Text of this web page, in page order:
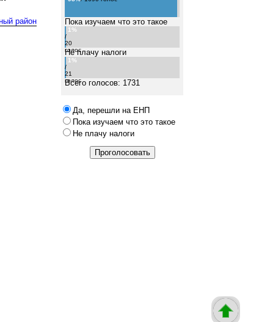
Пока изучаем что это такое
1%
/
20
голос
Не плачу налоги
1%
/
21
голос
Всего голосов: 1731
Да, перешли на ЕНП
Пока изучаем что это такое
Не плачу налоги
район